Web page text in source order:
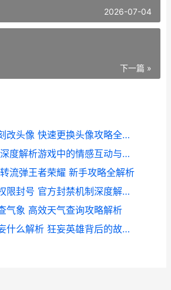
2026-07-04
下一篇 »
王者荣耀如何立刻改头像 快速更换头像攻略全解析
王者荣耀如何爱 深度解析游戏中的情感互动与玩家热爱
流弹王者荣耀 新手攻略全解析
王者荣耀如何有权限封号 官方封禁机制深度解析及常见违规行为
气象 高效天气查询攻略解析
王者荣耀名字狂妄什么解析 狂妄英雄背后的故事与技能揭秘